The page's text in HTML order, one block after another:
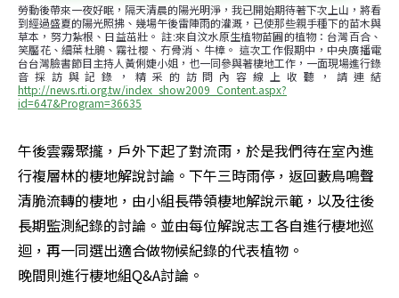
勞動後帶來一夜好眠，隔天清晨的陽光明淨，我已開始期待著下次上山，將看
到經過盛夏的陽光照拂、幾場午後雷陣雨的灌溉，已使那些親手種下的苗木與
草本，努力紮根、日益茁壯。 註:來自汶水原生植物苗圃的植物：台灣百合、
笑靨花、細葉杜鵑、霧社櫻、冇骨消、牛樟。 這次工作假期中，中央廣播電
台台灣臉書節目主持人黃俐婕小姐，也一同參與著棲地工作，一面現場進行錄
音採訪與記錄，精采的訪問內容線上收聽，請連結
http://news.rti.org.tw/index_show2009_Content.aspx?
id=647&Program=36635
午後雲霧聚攏，戶外下起了對流雨，於是我們待在室內進
行複層林的棲地解說討論。下午三時雨停，返回藪鳥鳴聲
清脆流轉的棲地，由小組長帶領棲地解說示範，以及往後
長期監測紀錄的討論。並由每位解說志工各自進行棲地巡
迴，再一同選出適合做物候紀錄的代表植物。
晚間則進行棲地組Q&A討論。